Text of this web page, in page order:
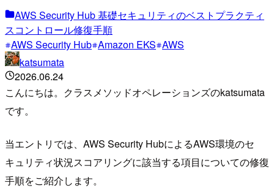
AWS Security Hub 基礎セキュリティのベストプラクティ
スコントロール修復手順
AWS Security Hub Amazon EKS AWS
katsumata
2026.06.24
こんにちは。クラスメソッドオペレーションズのkatsumata
です。
当エントリでは、AWS Security HubによるAWS環境のセ
キュリティ状況スコアリングに該当する項目についての修復
手順をご紹介します。